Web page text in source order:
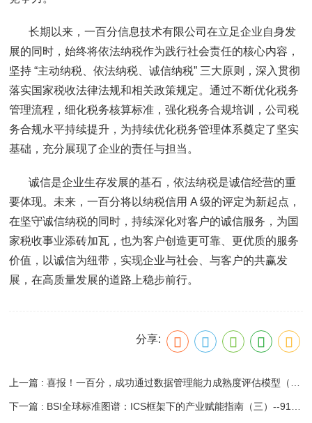
长期以来，一百分信息技术有限公司在立足企业自身发
展的同时，始终将依法纳税作为践行社会责任的核心内容，
坚持 “主动纳税、依法纳税、诚信纳税” 三大原则，深入贯彻
落实国家税收法律法规和相关政策规定。通过不断优化税务
管理流程，细化税务核算标准，强化税务合规培训，公司税
务合规水平持续提升，为持续优化税务管理体系奠定了坚实
基础，充分展现了企业的责任与担当。
诚信是企业生存发展的基石，依法纳税是诚信经营的重
要体现。未来，一百分将以纳税信用 A 级的评定为新起点，
在坚守诚信纳税的同时，持续深化对客户的诚信服务，为国
家税收事业添砖加瓦，也为客户创造更可靠、更优质的服务
价值，以诚信为纽带，实现企业与社会、与客户的共赢发
展，在高质量发展的道路上稳步前行。
分享: